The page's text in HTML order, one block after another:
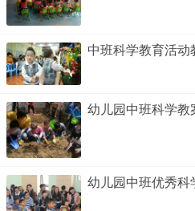
中班科学教育活
幼儿园中班科学教
幼儿园中班优秀科